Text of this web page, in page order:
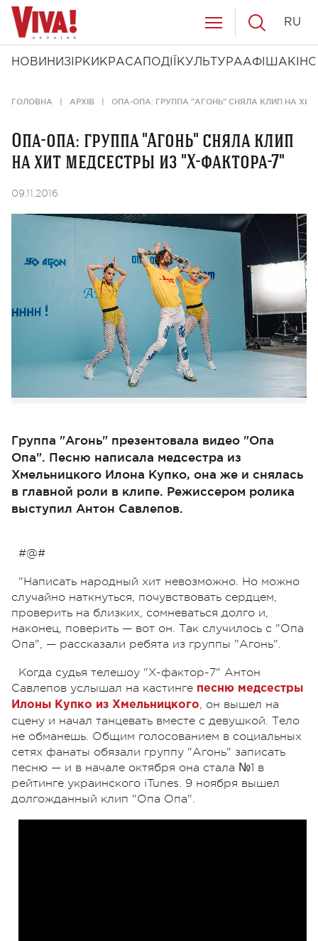
НОВИНИ ЗІРКИ КРАСА ПОДІЇ КУЛЬТУРААФІША КІНО
RU
ГОЛОВНА АРХІВ ОПА-ОПА: ГРУППА "АГОНЬ" СНЯЛА КЛИП НА
Опа-опа: группа "Агонь" сняла клип
на хит медсестры из "Х-фактора-7"
09.11.2016
Группа "Агонь" презентовала видео "Опа
Опа". Песню написала медсестра из
Хмельницкого Илона Купко, она же и снялась
в главной роли в клипе. Режиссером ролика
выступил Антон Савлепов.
#@#
"Написать народный хит невозможно. Но можно
случайно наткнуться, почувствовать сердцем,
проверить на близких, сомневаться долго и,
наконец, поверить — вот он. Так случилось с "Опа
Опа", — рассказали ребята из группы "Агонь".
Когда судья телешоу "X-фактор-7" Антон
Савлепов услышал на кастинге песню медсестры
Илоны Купко из Хмельницкого, он вышел на
сцену и начал танцевать вместе с девушкой. Тело
не обманешь. Общим голосованием в социальных
сетях фанаты обязали группу "Агонь" записать
песню — и в начале октября она стала №1 в
рейтинге украинского iTunes. 9 ноября вышел
долгожданный клип "Опа Опа".